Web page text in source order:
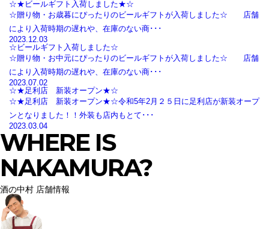
☆★ビールギフト入荷しました★☆
☆贈り物・お歳暮にぴったりのビールギフトが入荷しました☆ 店舗
により入荷時期の遅れや、在庫のない商･･･
2023.12.03
☆ビールギフト入荷しました☆
☆贈り物・お中元にぴったりのビールギフトが入荷しました☆ 店舗
により入荷時期の遅れや、在庫のない商･･･
2023.07.02
☆★足利店 新装オープン★☆
☆★足利店 新装オープン★☆令和5年2月２５日に足利店が新装オープ
ンとなりました！！外装も店内もとて･･･
2023.03.04
WHERE IS
NAKAMURA?
酒の中村 店舗情報